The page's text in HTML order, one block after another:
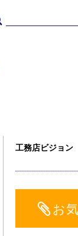
工務店ビジョン
お